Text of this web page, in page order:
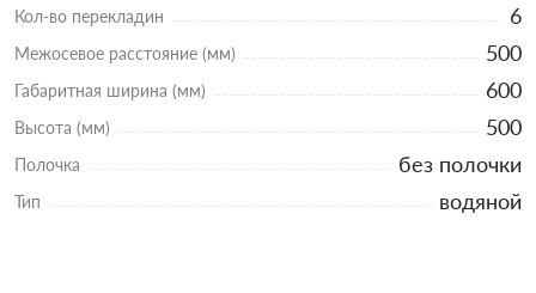
Кол-во перекладин 6
Межосевое расстояние (мм) 500
Габаритная ширина (мм) 600
Высота (мм) 500
Полочка без полочки
Тип водяной